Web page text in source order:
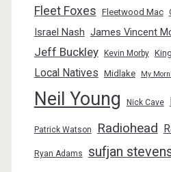
Fleet Foxes Fleetwood Mac
Israel Nash James Vincent
Jeff Buckley Kevin Morby
Local Natives Midlake My
Neil Young Nick Cave
Patrick Watson Radiohead
Ryan Adams sufjan